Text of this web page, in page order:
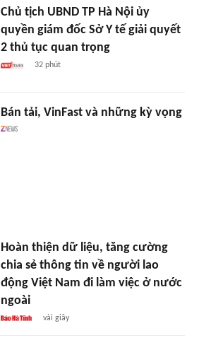
Chủ tịch UBND TP Hà Nội ủy
quyền giám đốc Sở Y tế giải quyết
2 thủ tục quan trọng
32 phút
Bán tải, VinFast và những kỳ vọng
Hoàn thiện dữ liệu, tăng cường
chia sẻ thông tin về người lao
động Việt Nam đi làm việc ở nước
ngoài
vài giây